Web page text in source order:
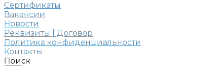
Сертификаты
Вакансии
Новости
Реквизиты | Договор
Политика конфиденциальности
Контакты
Поиск